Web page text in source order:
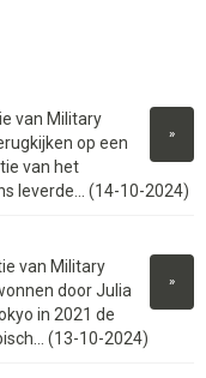
»
van Military
op een
van het
leverde... (14-10-2024)
»
van Military
door Julia
in 2021 de
(13-10-2024)